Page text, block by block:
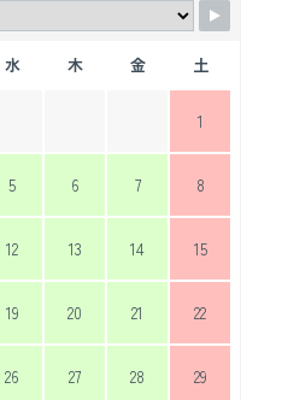
水 木 金 土
1
5 6 7 8
12 13 14 15
19 20 21 22
26 27 28 29